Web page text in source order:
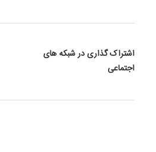
اشتراک گذاری در شبکه های
اجتماعی